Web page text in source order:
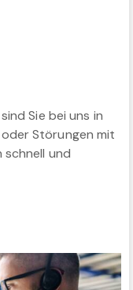
Sie bei uns in
Störungen mit
schnell und